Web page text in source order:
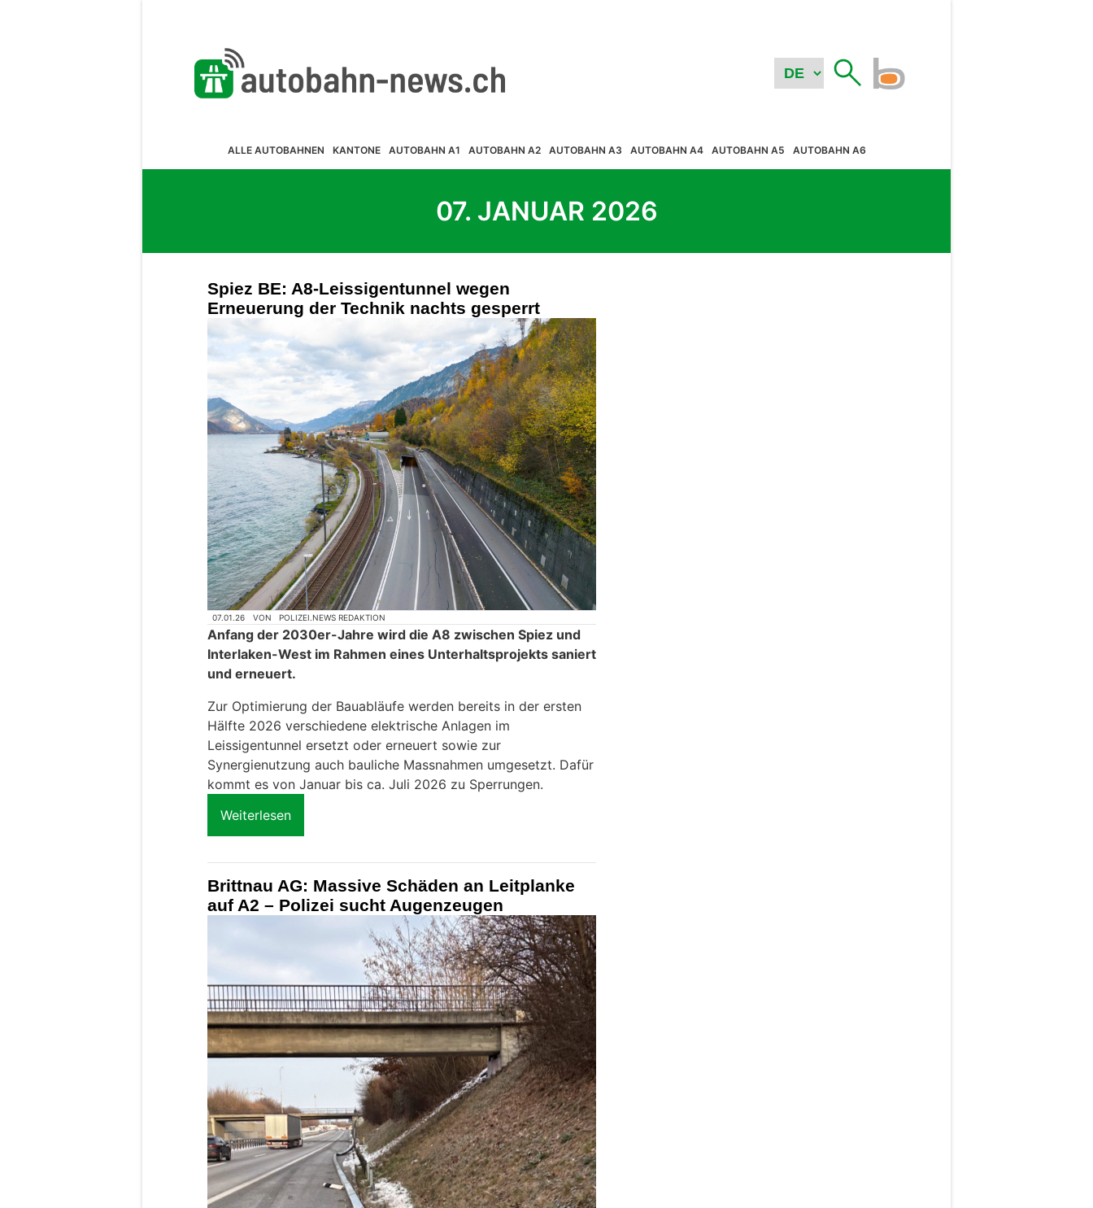
ALLE AUTOBAHNEN KANTONE AUTOBAHN A1 AUTOBAHN A2 AUTOBAHN A3 AUTOBAHN A4 AUTOBAHN A5 AUTOBAHN A6
07. JANUAR 2026
Spiez BE: A8-Leissigentunnel wegen
Erneuerung der Technik nachts gesperrt
07.01.26 VON POLIZEI.NEWS REDAKTION
Anfang der 2030er-Jahre wird die A8 zwischen Spiez und
Interlaken-West im Rahmen eines Unterhaltsprojekts saniert
und erneuert.
Zur Optimierung der Bauabläufe werden bereits in der ersten
Hälfte 2026 verschiedene elektrische Anlagen im
Leissigentunnel ersetzt oder erneuert sowie zur
Synergienutzung auch bauliche Massnahmen umgesetzt. Dafür
kommt es von Januar bis ca. Juli 2026 zu Sperrungen.
Weiterlesen
Brittnau AG: Massive Schäden an Leitplanke
auf A2 – Polizei sucht Augenzeugen